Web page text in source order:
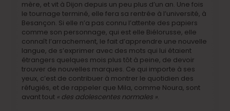
mère, et vit à Dijon depuis un peu plus d’un an. Une fois
le tournage terminé, elle fera sa rentrée à l’université, à
Besançon. Si elle n’a pas connu l’attente des papiers
comme son personnage, qui est elle Biélorusse, elle
connaît l’arrachement, le fait d’apprendre une nouvelle
langue, de s’exprimer avec des mots qui lui étaient
étrangers quelques mois plus tôt à peine, de devoir
trouver de nouvelles marques. Ce qui importe à ses
yeux, c’est de contribuer à montrer le quotidien des
réfugiés, et de rappeler que Mila, comme Noura, sont
avant tout « des adolescentes normales ».